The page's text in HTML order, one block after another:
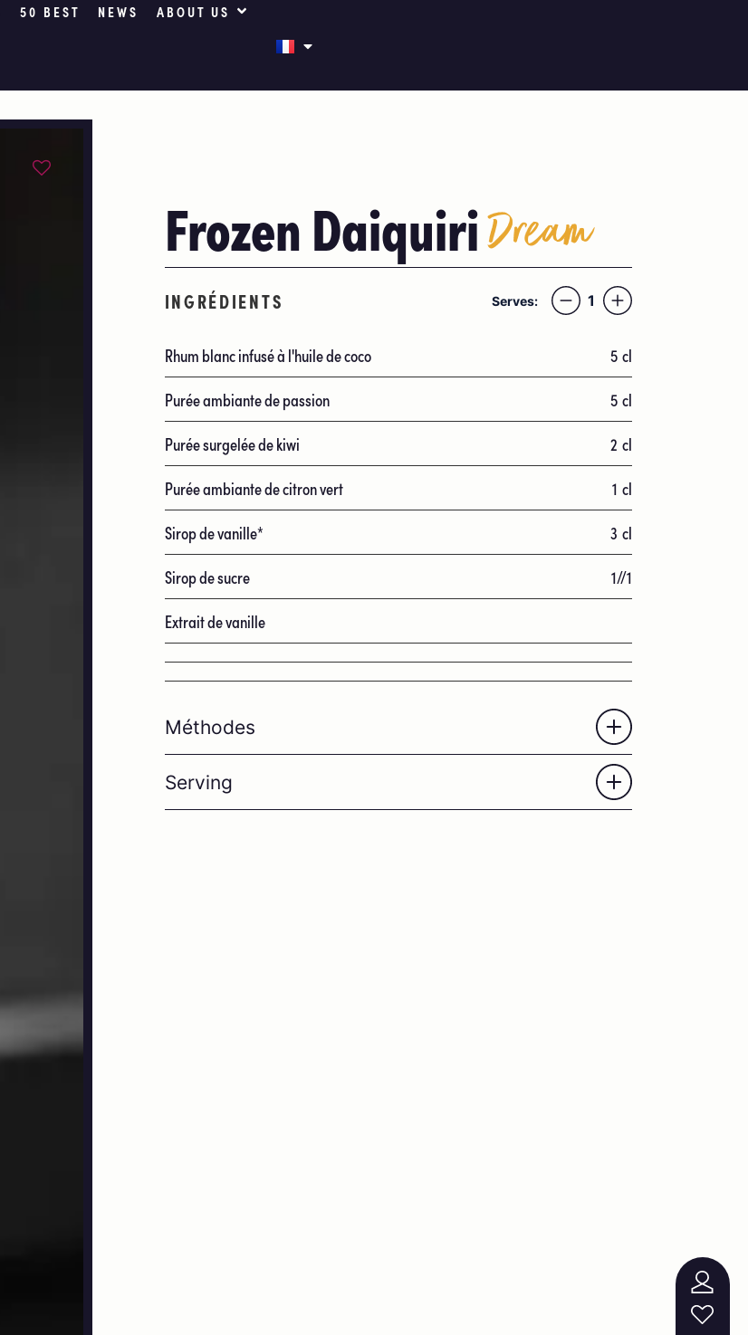
50 BEST NEWS ABOUT US
Frozen DaiquiriDream
INGRÉDIENTS Serves: 1
Rhum blanc infusé à l'huile de coco 5cl
Purée ambiante de passion
5cl
Purée surgelée de kiwi
2 cl
Purée ambiante de citron vert
1 cl
Sirop de vanille*
3 cl
Sirop de sucre
1//1
Extrait de vanille
Méthodes
Serving